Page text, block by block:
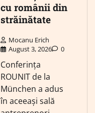
cu românii din
străinătate
Mocanu Erich
August 3, 2026
0
Conferința
ROUNIT de la
München a adus
în aceeași sală